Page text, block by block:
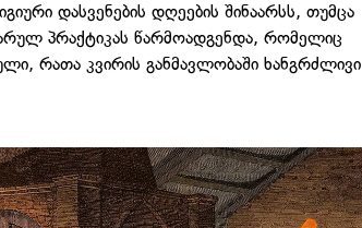
დასვენების დღეების შინაარსს, თუმცა
პრაქტიკას წარმოადგენდა, რომელიც
რათა კვირის განმავლობაში ხანგრძლივი